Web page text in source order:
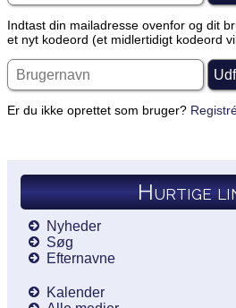
Indtast din mailadresse ovenfor og dit
et nyt kodeord (et midlertidigt kodeord
Er du ikke oprettet som bruger?
Hurtige
Nyheder
Søg
Efternavne
Kalender